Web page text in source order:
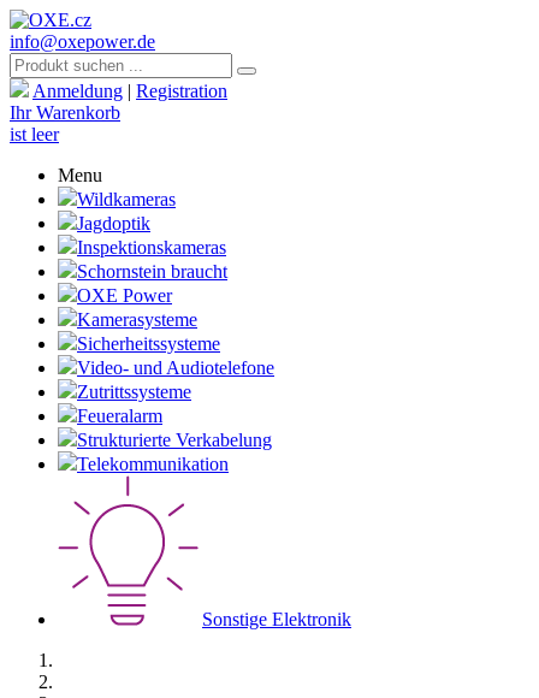
info@oxepower.de
Anmeldung | Registration
Ihr Warenkorb
ist leer
Menu
Wildkameras
Jagdoptik
Inspektionskameras
Schornstein braucht
OXE Power
Kamerasysteme
Sicherheitssysteme
Video- und Audiotelefone
Zutrittssysteme
Feueralarm
Strukturierte Verkabelung
Telekommunikation
Sonstige Elektronik